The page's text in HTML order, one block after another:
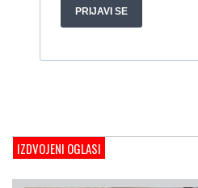
M/B San snova
2008, 27 x 6.5 m, Volvo
Cijena:
IZDVOJENI OGLASI